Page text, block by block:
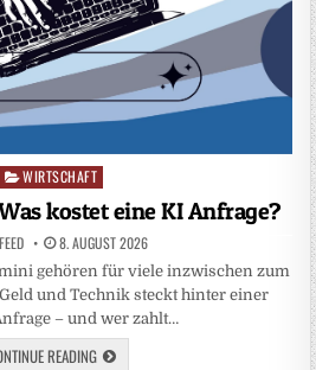
Posted
WIRTSCHAFT
kostet eine KI Anfrage?
8. AUGUST 2026
gehören für viele inzwischen zum
und Technik steckt hinter einer
– und wer zahlt…
READING